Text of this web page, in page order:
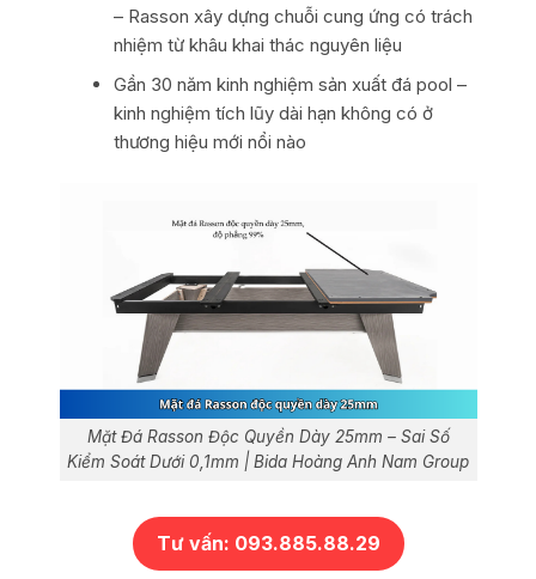
– Rasson xây dựng chuỗi cung ứng có trách
nhiệm từ khâu khai thác nguyên liệu
Gần 30 năm kinh nghiệm sản xuất đá pool –
kinh nghiệm tích lũy dài hạn không có ở
thương hiệu mới nổi nào
Mặt Đá Rasson Độc Quyền Dày 25mm – Sai Số
Kiểm Soát Dưới 0,1mm | Bida Hoàng Anh Nam Group
Tư vấn: 093.885.88.29